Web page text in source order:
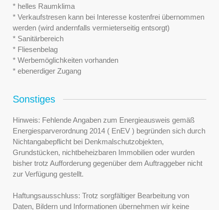
* helles Raumklima
* Verkaufstresen kann bei Interesse kostenfrei übernommen
werden (wird andernfalls vermieterseitig entsorgt)
* Sanitärbereich
* Fliesenbelag
* Werbemöglichkeiten vorhanden
* ebenerdiger Zugang
Sonstiges
Hinweis: Fehlende Angaben zum Energieausweis gemäß
Energiesparverordnung 2014 ( EnEV ) begründen sich durch
Nichtangabepflicht bei Denkmalschutzobjekten,
Grundstücken, nichtbeheizbaren Immobilien oder wurden
bisher trotz Aufforderung gegenüber dem Auftraggeber nicht
zur Verfügung gestellt.
Haftungsausschluss: Trotz sorgfältiger Bearbeitung von
Daten, Bildern und Informationen übernehmen wir keine